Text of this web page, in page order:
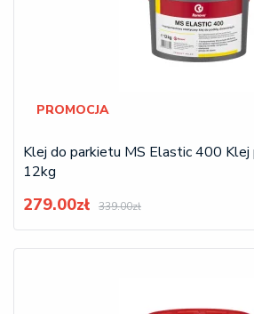
PROMOCJA
Klej do parkietu MS Elastic 400 Klej
12kg
279.00zł 339.00zł